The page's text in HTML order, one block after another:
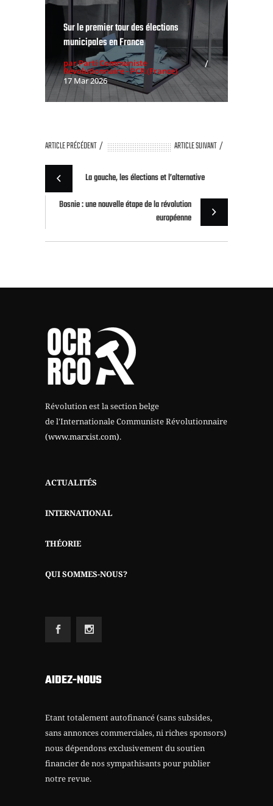
Sur le premier tour des élections
municipales en France
par Parti Communiste
Révolutionnaire - PCR (France)
17 Mar 2026
ARTICLE PRÉCÉDENT ARTICLE SUIVANT
La gauche, les élections et l’alternative
Bosnie : une nouvelle étape de la révolution
européenne
Révolution est la section belge
de l'Internationale Communiste Révolutionnaire
(www.marxist.com).
ACTUALITÉS
INTERNATIONAL
THÉORIE
QUI SOMMES-NOUS?
AIDEZ-NOUS
Etant totalement autofinancé (sans subsides,
sans annonces commerciales, ni riches sponsors)
nous dépendons exclusivement du soutien
financier de nos sympathisants pour publier
notre revue.